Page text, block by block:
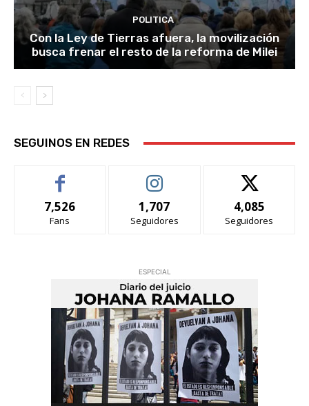
POLITICA
Con la Ley de Tierras afuera, la movilización
busca frenar el resto de la reforma de Milei
SEGUINOS EN REDES
7,526
Fans
1,707
Seguidores
4,085
Seguidores
ESPECIAL